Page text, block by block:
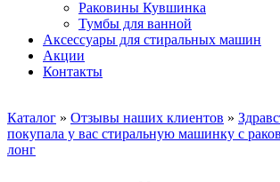
Раковины Кувшинка
Тумбы для ванной
Аксесcуары для стиральных машин
Акции
Контакты
Каталог » Отзывы наших клиентов »
покупала у вас стиральную машинку с
лонг